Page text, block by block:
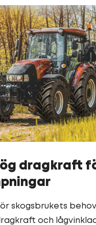
dragkraft
skogsbrukets
och